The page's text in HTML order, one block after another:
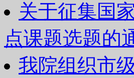
关于征集国
点课题选题的
我院组织市